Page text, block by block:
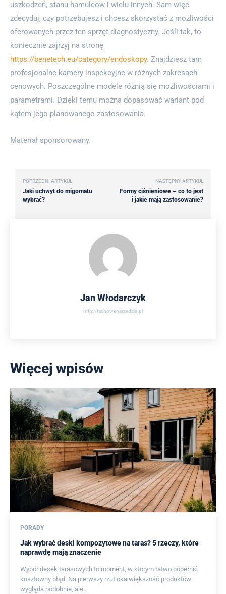
uszkodzeń, stanu hamulców i wielu innych. Sam więc
zdecyduj, czy potrzebujesz i chcesz skorzystać z możliwości
oferowanych przez ten sprzęt diagnostyczny. Jeśli tak, to
koniecznie zajrzyj na stronę
https://benetech.eu/category/endoskopy. Znajdziesz tam
profesjonalne kamery inspekcyjne w różnych zakresach
cenowych. Poszczególne modele różnią się możliwościami i
parametrami. Dzięki temu można dopasować wariant pod
kątem jego planowanego zastosowania.
Materiał sponsorowany.
POPRZEDNI ARTYKUŁ
Jaki uchwyt do migomatu
wybrać?
NASTĘPNY ARTYKUŁ
Formy ciśnieniowe – co to jest
i jakie mają zastosowanie?
Jan Włodarczyk
http://fachowenarzedzia.pl
Więcej wpisów
PORADY
Jak wybrać deski kompozytowe na taras? 5 rzeczy, które
naprawdę mają znaczenie
Wybór desek tarasowych to moment, w którym łatwo popełnić
kosztowny błąd. Na pierwszy rzut oka większość produktów
wygląda podobnie, ale...